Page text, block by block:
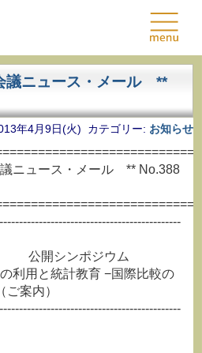
議ニュース・メール **
年4月9日(火) カテゴリー: お知らせ
ニュース・メール ** No.388
ンポジウム
の利用と統計教育 −国際比較の
案内）